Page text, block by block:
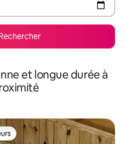
et longue durée à
les plus appréciés